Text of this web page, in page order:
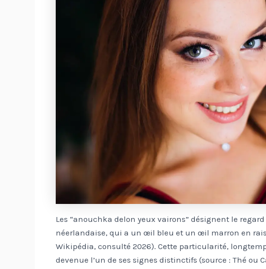
Les “anouchka delon yeux vairons” désignent le
néerlandaise, qui a un œil bleu et un œil marron en
Wikipédia, consulté 2026). Cette particularité,
devenue l’un de ses signes distinctifs (source : Thé ou